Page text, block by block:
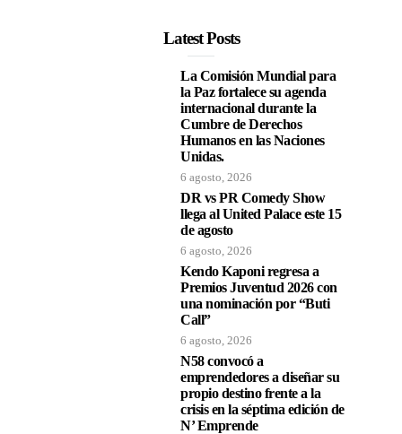
Latest Posts
La Comisión Mundial para
la Paz fortalece su agenda
internacional durante la
Cumbre de Derechos
Humanos en las Naciones
Unidas.
6 agosto, 2026
DR vs PR Comedy Show
llega al United Palace este 15
de agosto
6 agosto, 2026
Kendo Kaponi regresa a
Premios Juventud 2026 con
una nominación por “Buti
Call”
6 agosto, 2026
N58 convocó a
emprendedores a diseñar su
propio destino frente a la
crisis en la séptima edición de
N’ Emprende